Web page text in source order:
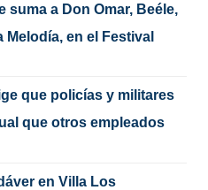
suma a Don Omar, Beéle,
Melodía, en el Festival
que policías y militares
que otros empleados
en Villa Los